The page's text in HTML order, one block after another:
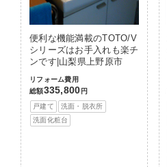
便利な機能満載のTOTO/V
シリーズはお手入れも楽チ
ンです|山梨県上野原市
リフォーム費用
総額335,800 円
戸建て
洗面・脱衣所
洗面化粧台